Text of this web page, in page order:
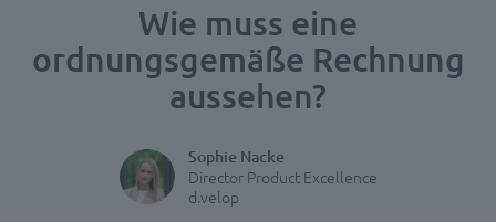
Wie muss eine
ordnungsgemäße Rechnung
aussehen?
Sophie Nacke
Director Product Excellence
d.velop